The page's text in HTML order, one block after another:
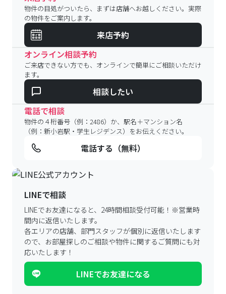
物件の目処がついたら、まずは店舗へお越しください。実際
の物件をご案内します。
来店予約
オンライン相談予約
ご来店できない方でも、オンラインで簡単にご相談いただけ
ます。
相談したい
電話で相談
物件の４桁番号（例：2486）か、駅名＋マンション名
（例：新小岩駅・学生レジデンス）をお伝えください。
電話する（無料）
LINEで相談
LINEでお友達になると、24時間相談受付可能！ ※営業時
間内に返信いたします。
各エリアの店舗、部門スタッフが個別に返信いたします
ので、 お部屋探しのご相談や物件に関するご質問にも対
応いたします！
LINEでお友達になる